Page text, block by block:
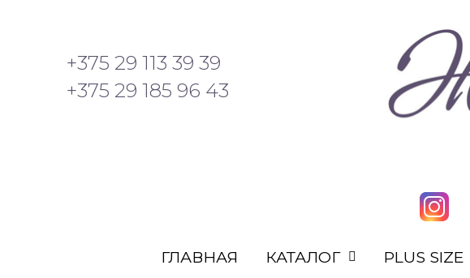
+375 29 113 39 39
+375 29 185 96 43
ГЛАВНАЯ КАТАЛОГ PLUS SIZE